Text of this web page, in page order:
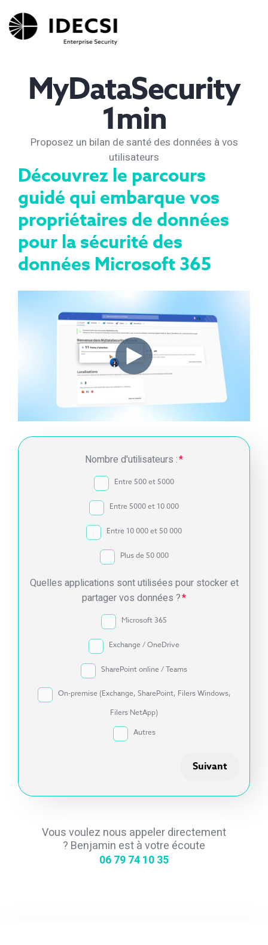
MyDataSecurity
1min
Proposez un bilan de santé des données à vos
utilisateurs
Découvrez le parcours
guidé qui embarque vos
propriétaires de données
pour la sécurité des
données Microsoft 365
Nombre d'utilisateurs :*
Entre 500 et 5000
Entre 5000 et 10 000
Entre 10 000 et 50 000
Plus de 50 000
Quelles applications sont utilisées pour stocker et
partager vos données ?*
Microsoft 365
Exchange / OneDrive
SharePoint online / Teams
On-premise (Exchange, SharePoint, Filers Windows,
Filers NetApp)
Autres
Suivant
Vous voulez nous appeler directement
? Benjamin est à votre écoute
06 79 74 10 35